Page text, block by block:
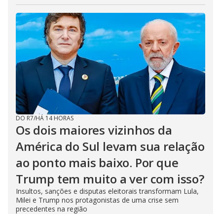
DO R7/HÁ 14 HORAS
Os dois maiores vizinhos da
América do Sul levam sua relação
ao ponto mais baixo. Por que
Trump tem muito a ver com isso?
Insultos, sanções e disputas eleitorais transformam Lula,
Milei e Trump nos protagonistas de uma crise sem
precedentes na região